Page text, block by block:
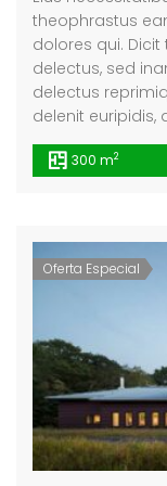
theophrastus
dolores qui.
delectus, sed
delectus
delenit euripidis,
300 m2
Oferta Especial